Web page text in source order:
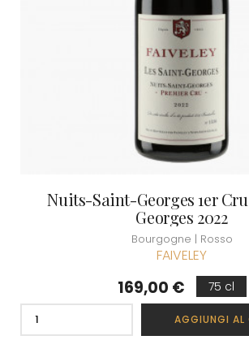
Nuits-Saint-Georges 1er
Georges 2022
Bourgogne | Rosso
FAIVELEY
Prezzo
169,00 € 75 cl
AGGIUNGI AL